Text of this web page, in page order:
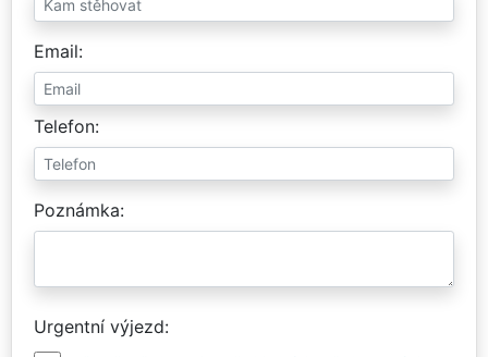
Email
Telefon
Poznámka
Urgentní výjezd